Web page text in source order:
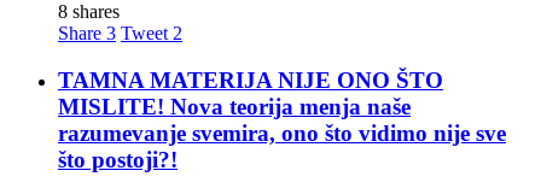
8 shares
Share 3 Tweet 2
TAMNA MATERIJA NIJE ONO ŠTO
MISLITE! Nova teorija menja naše
razumevanje svemira, ono što vidimo nije sve
što postoji?!